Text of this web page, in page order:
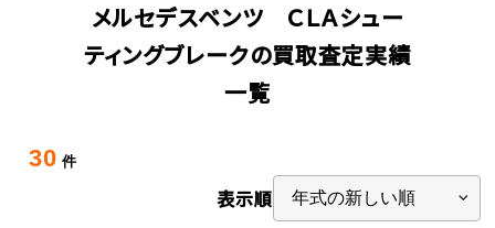
メルセデスベンツ ＣＬＡシュー
ティングブレークの買取査定実績
一覧
30 件
表示順